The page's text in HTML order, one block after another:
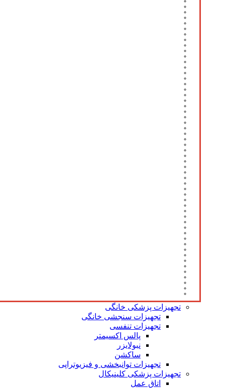
تجهیزات پزشکی خانگی
تجهیزات سنجشی خانگی
تجهیزات تنفسی
پالس اکسیمتر
نبولایزر
ساکشن
تجهیزات توانبخشی و فیزیوتراپی
تجهیزات پزشکی کلینیکال
اتاق عمل